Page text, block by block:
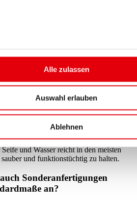
Alle zulassen
Auswahl erlauben
Ablehnen
5x5m zurückgeben, wenn sie
sofern sie unbenutzt und in
Plane 5x5m richtig?
und Wasser reicht in den meisten
und funktionstüchtig zu halten.
Sonderanfertigungen
an?